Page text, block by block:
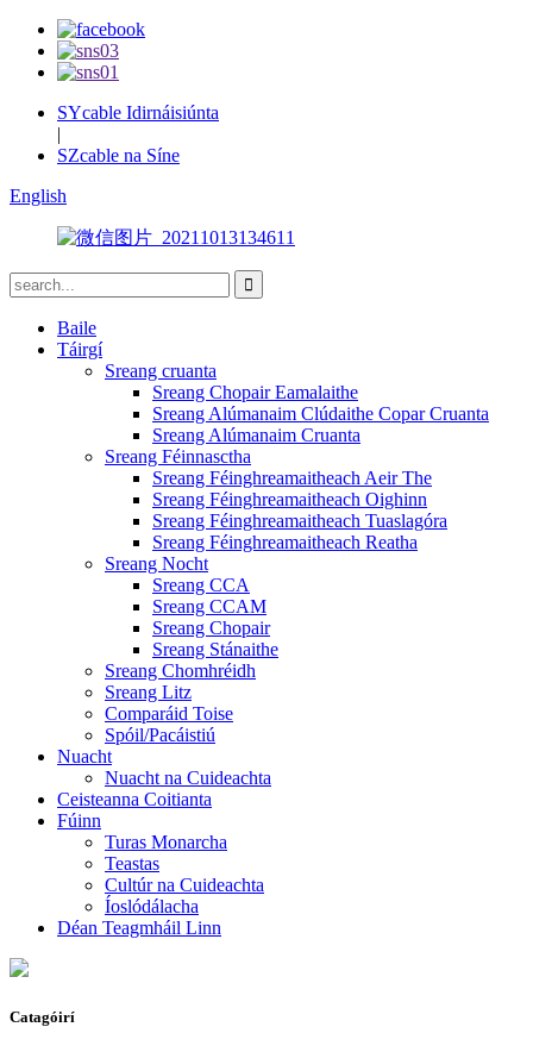
SYcable Idirnáisiúnta
|
SZcable na Síne
English
Baile
Táirgí
Sreang cruanta
Sreang Chopair Eamalaithe
Sreang Alúmanaim Clúdaithe Copar Cruanta
Sreang Alúmanaim Cruanta
Sreang Féinnasctha
Sreang Féinghreamaitheach Aeir The
Sreang Féinghreamaitheach Oighinn
Sreang Féinghreamaitheach Tuaslagóra
Sreang Féinghreamaitheach Reatha
Sreang Nocht
Sreang CCA
Sreang CCAM
Sreang Chopair
Sreang Stánaithe
Sreang Chomhréidh
Sreang Litz
Comparáid Toise
Spóil/Pacáistiú
Nuacht
Nuacht na Cuideachta
Ceisteanna Coitianta
Fúinn
Turas Monarcha
Teastas
Cultúr na Cuideachta
Íoslódálacha
Déan Teagmháil Linn
Catagóirí